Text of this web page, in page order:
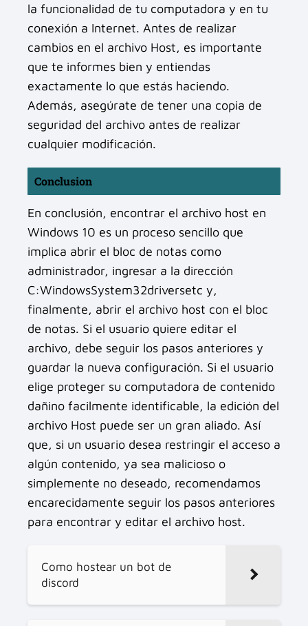
la funcionalidad de tu computadora y en tu
conexión a Internet. Antes de realizar
cambios en el archivo Host, es importante
que te informes bien y entiendas
exactamente lo que estás haciendo.
Además, asegúrate de tener una copia de
seguridad del archivo antes de realizar
cualquier modificación.
Conclusion
En conclusión, encontrar el archivo host en
Windows 10 es un proceso sencillo que
implica abrir el bloc de notas como
administrador, ingresar a la dirección
C:WindowsSystem32driversetc y,
finalmente, abrir el archivo host con el bloc
de notas. Si el usuario quiere editar el
archivo, debe seguir los pasos anteriores y
guardar la nueva configuración. Si el usuario
elige proteger su computadora de contenido
dañino facilmente identificable, la edición del
archivo Host puede ser un gran aliado. Así
que, si un usuario desea restringir el acceso a
algún contenido, ya sea malicioso o
simplemente no deseado, recomendamos
encarecidamente seguir los pasos anteriores
para encontrar y editar el archivo host.
Como hostear un bot de
discord